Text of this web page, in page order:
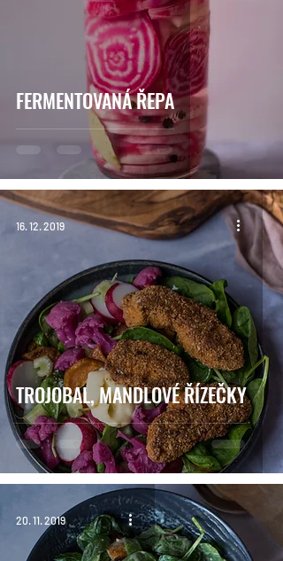
FERMENTOVANÁ ŘEPA
TROJOBAL, MANDLOVÉ ŘÍZEČKY
16. 12. 2019
20. 11. 2019